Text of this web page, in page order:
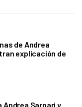
de Andrea
explicación de
Andrea Sarnari y